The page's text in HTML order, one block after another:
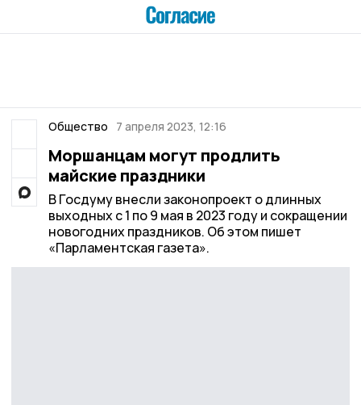
Общество 7 апреля 2023, 12:16
Моршанцам могут продлить
майские праздники
В Госдуму внесли законопроект о длинных
выходных с 1 по 9 мая в 2023 году и сокращении
новогодних праздников. Об этом пишет
«Парламентская газета».